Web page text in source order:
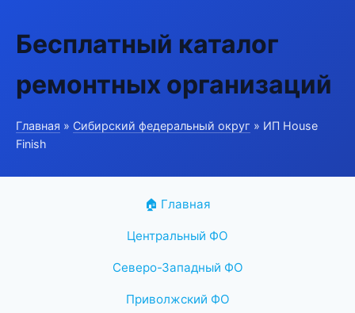
Бесплатный каталог
ремонтных организаций
Главная » Сибирский федеральный округ » ИП House
Finish
🏠 Главная
Центральный ФО
Северо-Западный ФО
Приволжский ФО